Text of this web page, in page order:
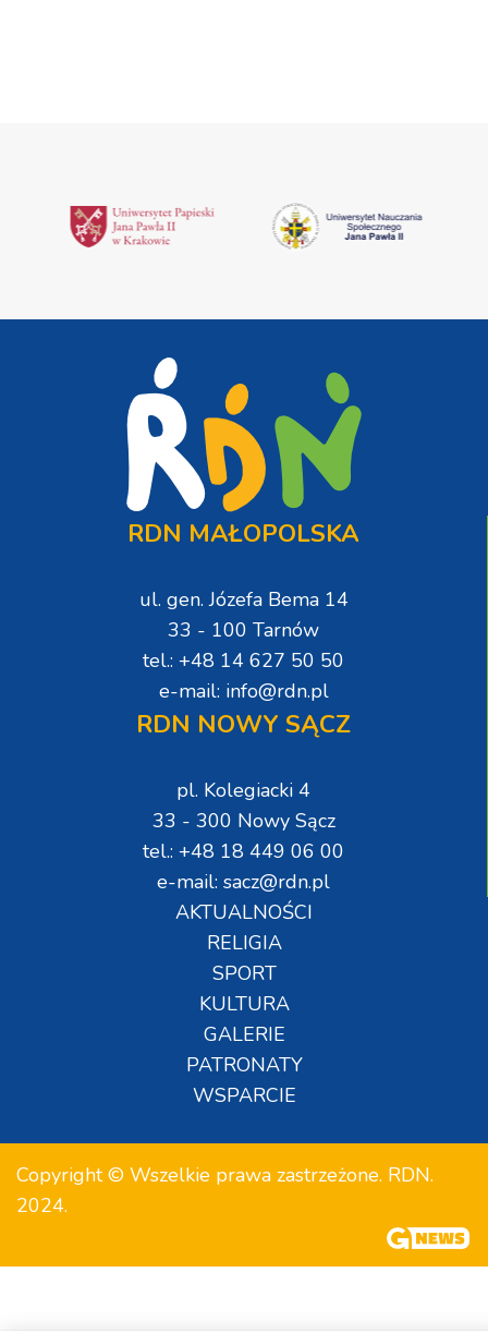
RDN MAŁOPOLSKA
ul. gen. Józefa Bema 14
33 - 100 Tarnów
tel.: +48 14 627 50 50
e-mail: info@rdn.pl
RDN NOWY SĄCZ
pl. Kolegiacki 4
33 - 300 Nowy Sącz
tel.: +48 18 449 06 00
e-mail: sacz@rdn.pl
AKTUALNOŚCI
RELIGIA
SPORT
KULTURA
GALERIE
PATRONATY
WSPARCIE
Copyright © Wszelkie prawa zastrzeżone. RDN.
2024.